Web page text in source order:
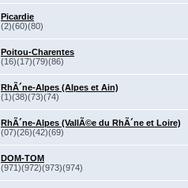
Picardie
(2)(60)(80)
Poitou-Charentes
(16)(17)(79)(86)
RhÃ´ne-Alpes (Alpes et Ain)
(1)(38)(73)(74)
RhÃ´ne-Alpes (VallÃ©e du RhÃ´ne et Loire)
(07)(26)(42)(69)
DOM-TOM
(971)(972)(973)(974)